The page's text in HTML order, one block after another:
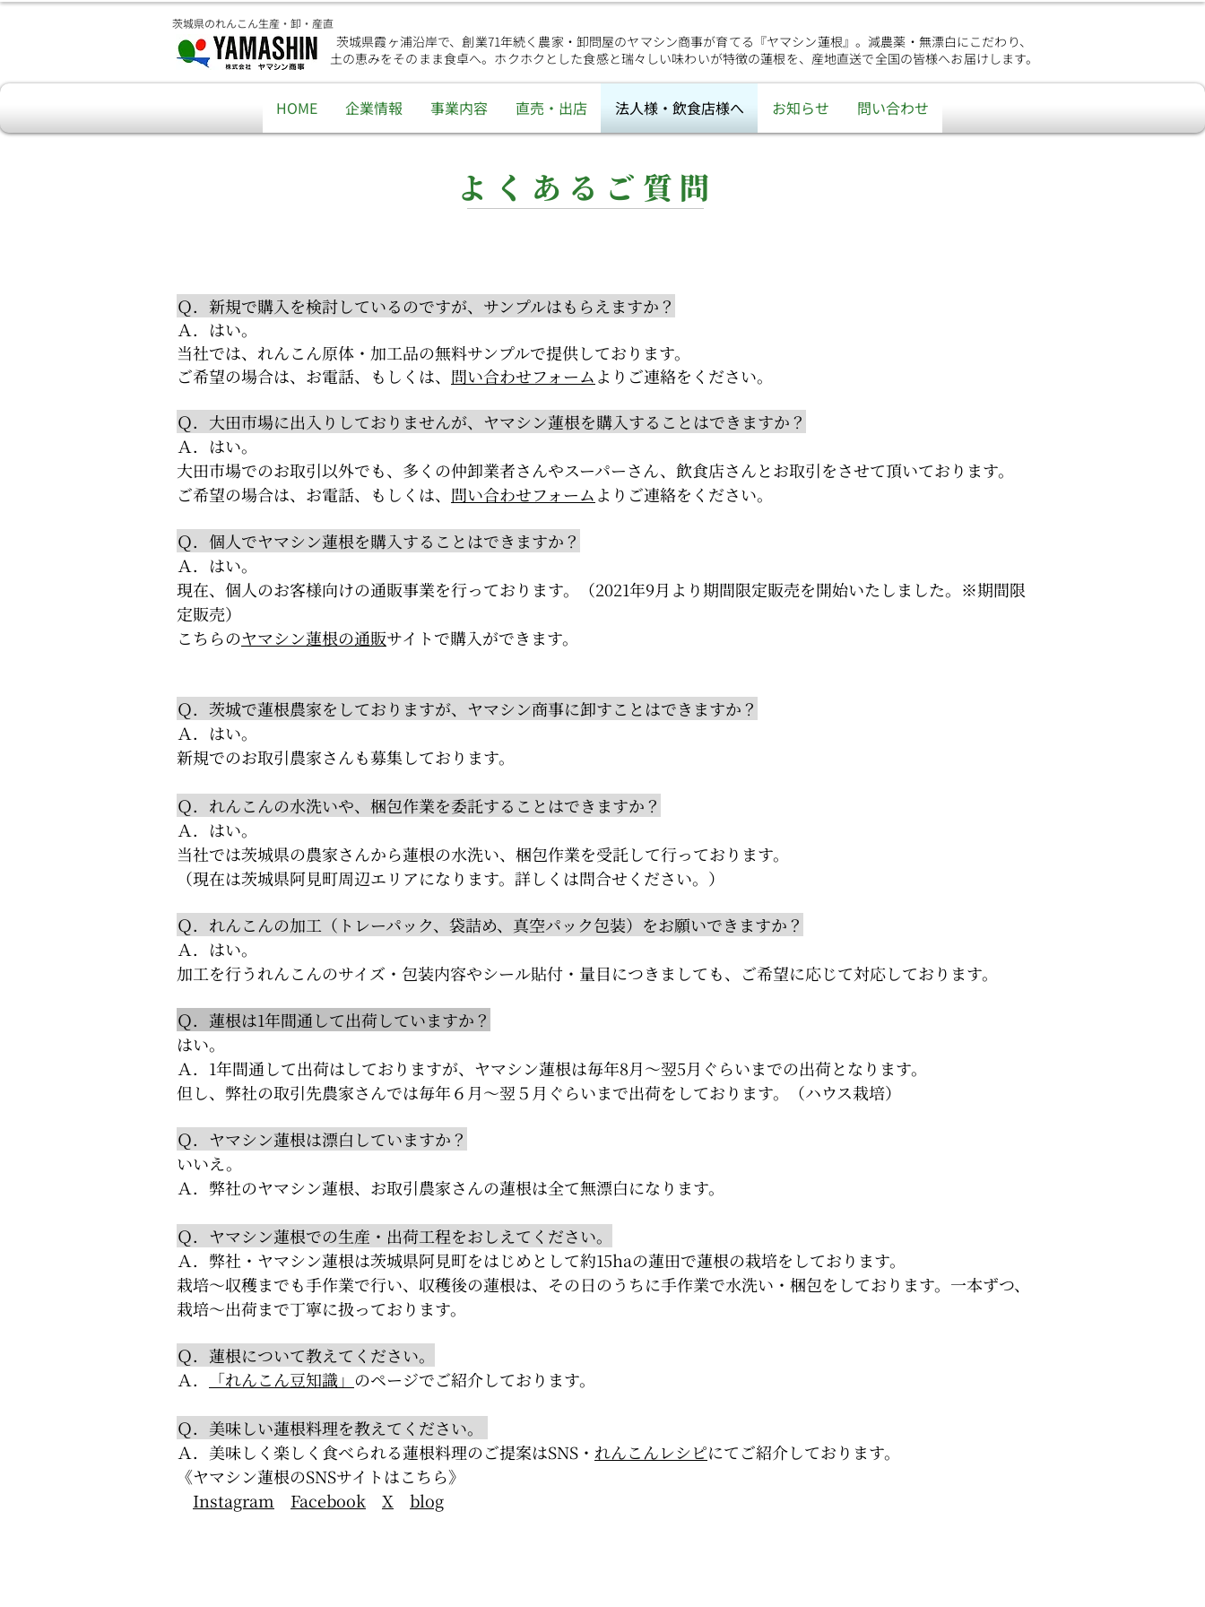
茨城県のれんこん生産・卸・産直
茨城県霞ヶ浦沿岸で、創業71年続く農家・卸問屋のヤマシン商事が育てる『ヤマシン蓮根』。減農薬・無漂白にこだわり、
土の恵みをそのまま食卓へ。ホクホクとした食感と瑞々しい味わいが特徴の蓮根を、産地直送で全国の皆様へお届けします。
HOME 企業情報 事業内容 直売・出店 法人様・飲食店様へ お知らせ 問い合わせ
​よくあるご質問
Ｑ．新規で購入を検討しているのですが、サンプルはもらえますか？
Ａ．はい。
当社では、れんこん原体・加工品の無料サンプルで提供しております。
ご希望の場合は、お電話、もしくは、 問い合わせフォームよりご連絡をください。
Ｑ．大田市場に出入りしておりませんが、ヤマシン蓮根を購入することはできますか？
Ａ．はい。
大田市場でのお取引以外でも、多くの仲卸業者さんやスーパーさん、飲食店さんとお取引をさせて頂いております。
ご希望の場合は、お電話、もしくは、 問い合わせフォームよりご連絡をください。
Ｑ．個人でヤマシン蓮根を購入することはできますか？
Ａ．はい。
現在、個人のお客様向けの通販事業を行っております。（2021年9月より期間限定販売を開始いたしました。※期間限
定販売）
こちらのヤマシン蓮根の通販サイトで購入ができます。
Ｑ．茨城で蓮根農家をしておりますが、ヤマシン商事に卸すことはできますか？
Ａ．はい。
新規でのお取引農家さんも募集しております。
Ｑ．れんこんの水洗いや、梱包作業を委託することはできますか？
Ａ．はい。
当社では茨城県の農家さんから蓮根の水洗い、梱包作業を受託して行っております。
（現在は茨城県阿見町周辺エリアになります。詳しくは問合せください。）
Ｑ．れんこんの加工（トレーパック、袋詰め、真空パック包装）をお願いできますか？
Ａ．はい。
加工を行うれんこんのサイズ・包装内容やシール貼付・量目につきましても、ご希望に応じて対応しております。
Ｑ．蓮根は1年間通して出荷していますか？
はい。
Ａ．1年間通して出荷はしておりますが、ヤマシン蓮根は毎年8月～翌5月ぐらいまでの出荷となります。
但し、弊社の取引先農家さんでは毎年６月～翌５月ぐらいまで出荷をしております。（ハウス栽培）
Ｑ．ヤマシン蓮根は漂白していますか？
いいえ。
Ａ．弊社のヤマシン蓮根、お取引農家さんの蓮根は全て無漂白になります。
Ｑ．ヤマシン蓮根での生産・出荷工程をおしえてください。
Ａ．弊社・ヤマシン蓮根は茨城県阿見町をはじめとして約15haの蓮田で蓮根の栽培をしております。
栽培～収穫までも手作業で行い、収穫後の蓮根は、その日のうちに手作業で水洗い・梱包をしております。一本ずつ、
栽培～出荷まで丁寧に扱っております。
Ｑ．蓮根について教えてください。
Ａ．
「れんこん豆知識」 のページでご紹介しております。
Ｑ．美味しい蓮根料理を教えてください。
Ａ．美味しく楽しく食べられる蓮根料理のご提案はSNS・ れんこんレシピにてご紹介しております。
《ヤマシン蓮根のSNSサイトはこちら》
Instagram
Facebook X blog